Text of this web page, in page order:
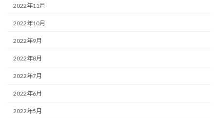
2022年11月
2022年10月
2022年9月
2022年8月
2022年7月
2022年6月
2022年5月